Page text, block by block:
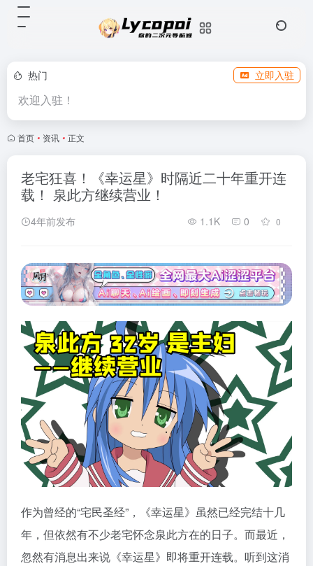
热门 立即入驻
欢迎入驻！
首页 • 资讯 • 正文
老宅狂喜！《幸运星》时隔近二十年重开连
载！ 泉此方继续营业！
4年前发布 1.1K 0 0
作为曾经的“宅民圣经”，《幸运星》虽然已经完结十几
年，但依然有不少老宅怀念泉此方在的日子。而最近，
忽然有消息出来说《幸运星》即将重开连载。听到这消